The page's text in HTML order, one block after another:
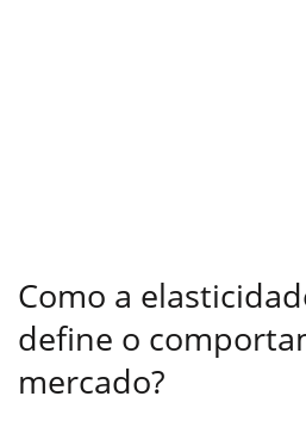
Como a
define o
mercado?